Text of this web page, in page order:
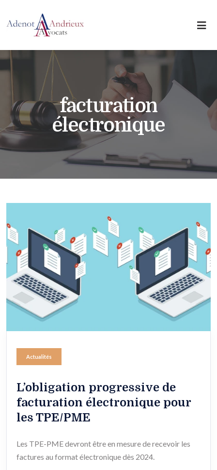
facturation
électronique
Actualités
L’obligation progressive de
facturation électronique pour
les TPE/PME
Les TPE-PME devront être en mesure de recevoir les
factures au format électronique dès 2024.